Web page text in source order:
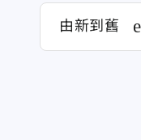
由新到舊